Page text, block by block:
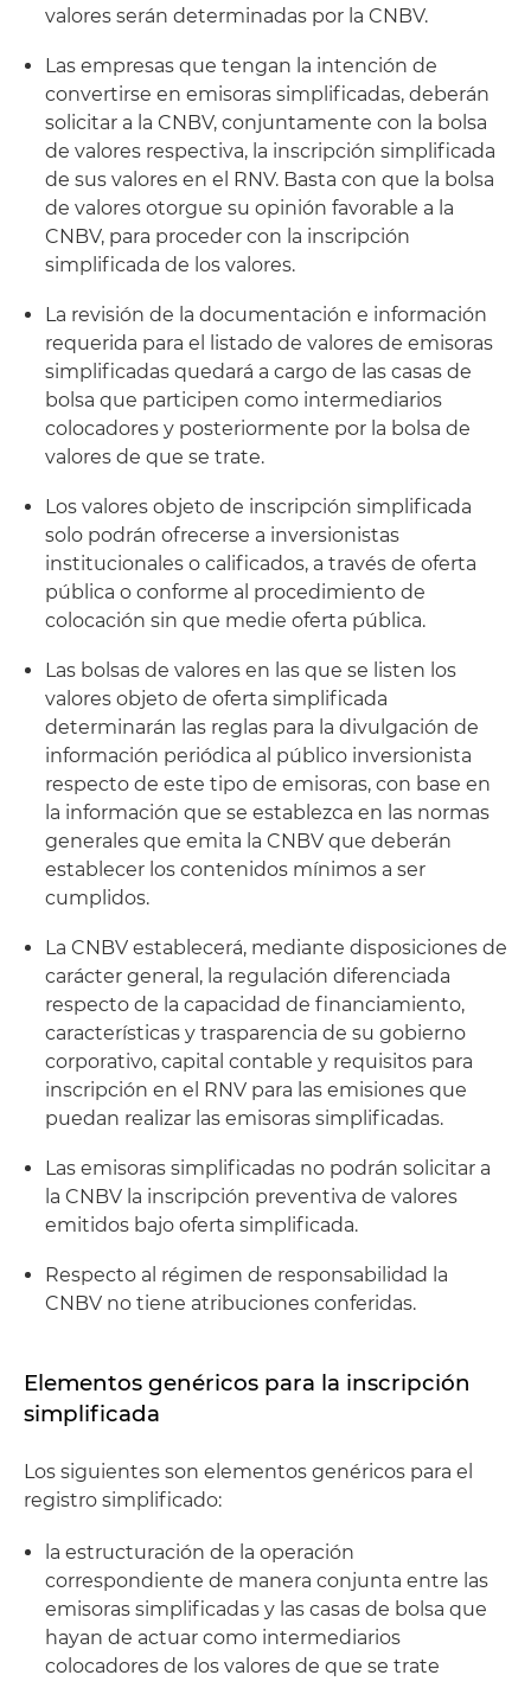
valores serán determinadas por la CNBV.
Las empresas que tengan la intención de
convertirse en emisoras simplificadas, deberán
solicitar a la CNBV, conjuntamente con la bolsa
de valores respectiva, la inscripción simplificada
de sus valores en el RNV. Basta con que la bolsa
de valores otorgue su opinión favorable a la
CNBV, para proceder con la inscripción
simplificada de los valores.
La revisión de la documentación e información
requerida para el listado de valores de emisoras
simplificadas quedará a cargo de las casas de
bolsa que participen como intermediarios
colocadores y posteriormente por la bolsa de
valores de que se trate.
Los valores objeto de inscripción simplificada
solo podrán ofrecerse a inversionistas
institucionales o calificados, a través de oferta
pública o conforme al procedimiento de
colocación sin que medie oferta pública.
Las bolsas de valores en las que se listen los
valores objeto de oferta simplificada
determinarán las reglas para la divulgación de
información periódica al público inversionista
respecto de este tipo de emisoras, con base en
la información que se establezca en las normas
generales que emita la CNBV que deberán
establecer los contenidos mínimos a ser
cumplidos.
La CNBV establecerá, mediante disposiciones de
carácter general, la regulación diferenciada
respecto de la capacidad de financiamiento,
características y trasparencia de su gobierno
corporativo, capital contable y requisitos para
inscripción en el RNV para las emisiones que
puedan realizar las emisoras simplificadas.
Las emisoras simplificadas no podrán solicitar a
la CNBV la inscripción preventiva de valores
emitidos bajo oferta simplificada.
Respecto al régimen de responsabilidad la
CNBV no tiene atribuciones conferidas.
Elementos genéricos para la inscripción
simplificada
Los siguientes son elementos genéricos para el
registro simplificado:
la estructuración de la operación
correspondiente de manera conjunta entre las
emisoras simplificadas y las casas de bolsa que
hayan de actuar como intermediarios
colocadores de los valores de que se trate